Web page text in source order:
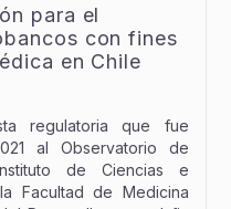
para el
con fines
en Chile
regulatoria que fue
al Observatorio de
de Ciencias e
Facultad de Medicina